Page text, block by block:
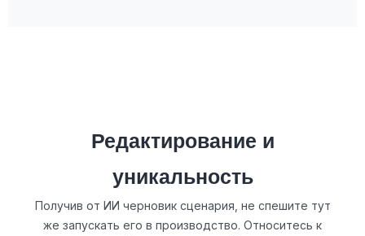
Редактирование и
уникальность
Получив от ИИ черновик сценария, не спешите тут
же запускать его в производство. Относитесь к